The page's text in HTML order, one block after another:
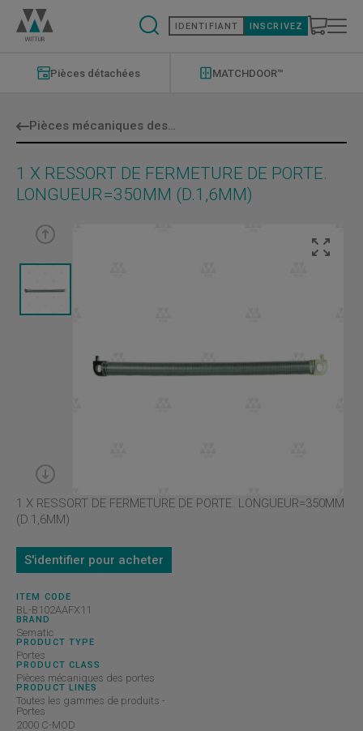
Aller
contenu
principal
IDENTIFIANT INSCRIVEZ
Pièces détachées MATCHDOOR™
Pièces mécaniques des portes
1 X RESSORT DE FERMETURE DE PORTE.
LONGUEUR=350MM (D.1,6MM)
1 X RESSORT DE FERMETURE DE PORTE. LONGUEUR=350MM
(D.1,6MM)
S'identifier pour acheter
ITEM CODE
BL-B102AAFX11
BRAND
Sematic
PRODUCT TYPE
Portes
PRODUCT CLASS
Pièces mécaniques des portes
PRODUCT LINES
Toutes les gammes de produits -
Portes
2000 C-MOD